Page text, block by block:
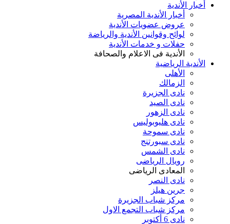
أخبار الأندية
أخبار الأندية المصرية
عروض عضويات الأندية
لوائح وقوانين الأندية والرياضة
حفلات و خدمات الأندية
الأندية فى الاعلام والصحافة
الأندية الرياضية
الأهلى
الزمالك
نادى الجزيرة
نادى الصيد
نادى الزهور
نادى هليوبوليس
نادى سموحة
نادى سبورتنج
نادى الشمس
رويال الرياضى
المعادى الرياضى
نادى النصر
جرين هيلز
مركز شباب الجزيرة
مركز شباب التجمع الاول
نادى 6 أكتوبر